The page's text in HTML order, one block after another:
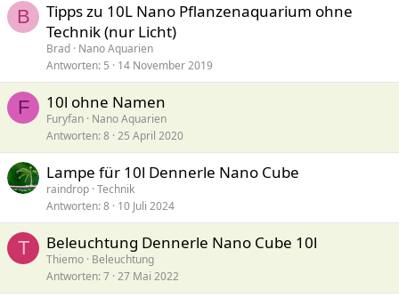
B
Tipps zu 10L Nano Pflanzenaquarium ohne
Technik (nur Licht)
Brad Nano Aquarien
Antworten 5 14 November 2019
F 10l ohne Namen
Furyfan Nano Aquarien
Antworten 8 25 April 2020
Lampe für 10l Dennerle Nano Cube
raindrop Technik
Antworten 8 10 Juli 2024
T Beleuchtung Dennerle Nano Cube 10l
Thiemo Beleuchtung
Antworten 7 27 Mai 2022